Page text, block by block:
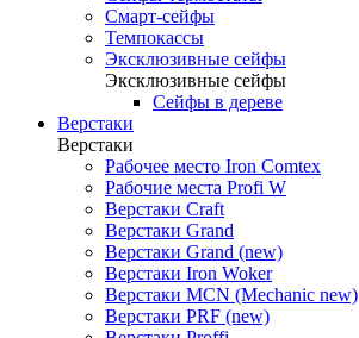
Смарт-сейфы
Темпокассы
Эксклюзивные сейфы
Эксклюзивные сейфы
Сейфы в дереве
Верстаки
Верстаки
Рабочее место Iron Comtex
Рабочие места Profi W
Верстаки Craft
Верстаки Grand
Верстаки Grand (new)
Верстаки Iron Woker
Верстаки MCN (Mechanic new)
Верстаки PRF (new)